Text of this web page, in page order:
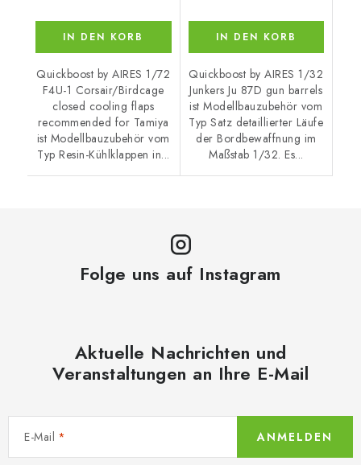
IN DEN KORB
Quickboost by AIRES 1/72
F4U-1 Corsair/Birdcage
closed cooling flaps
recommended for Tamiya
ist Modellbauzubehör vom
Typ Resin-Kühlklappen in...
IN DEN KORB
Quickboost by AIRES 1/32
Junkers Ju 87D gun barrels
ist Modellbauzubehör vom
Typ Satz detaillierter Läufe
der Bordbewaffnung im
Maßstab 1/32. Es...
Folge uns auf Instagram
Aktuelle Nachrichten und
Veranstaltungen an Ihre E-Mail
E-Mail ANMELDEN